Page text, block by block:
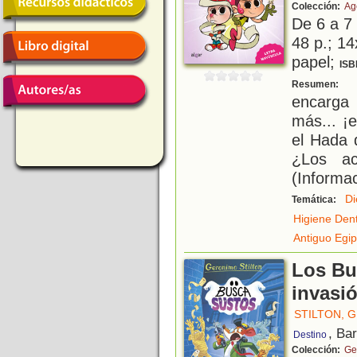
Colección:
De 6 a
48 p.;
papel;
Resumen:
más...
el Hada
¿Los
Temática:
Higiene
Antiguo
Los
STILTON,
Destino ,
Colección: